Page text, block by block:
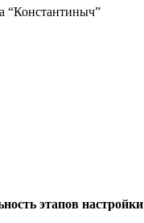
“Константиныч”
этапов настройки